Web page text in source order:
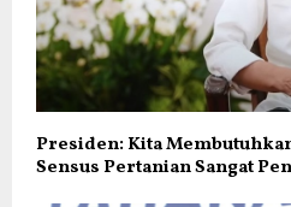
Presiden: Kita
Sensus Pertanian Sangat